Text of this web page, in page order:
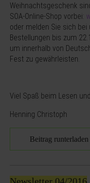
Weihnachtsgeschenk
SOA-Online-Shop vorbei:
oder melden Sie sich bei
Bestellungen bis zum
um innerhalb von
Fest zu gewährleisten.
Viel Spaß beim Lesen
Henning Christoph
Beitrag runterladen